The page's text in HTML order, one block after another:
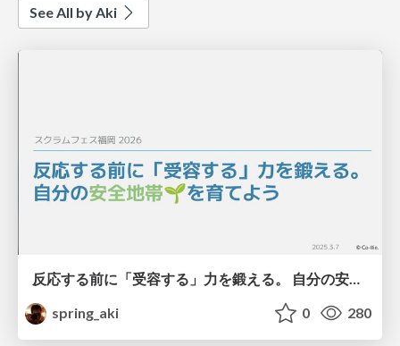
See All by Aki
反応する前に「受容する」力を鍛える。 自分の安全地帯🌱 を育てよう / Cultivating and sharing ventral vagal safety.
spring_aki
0 280